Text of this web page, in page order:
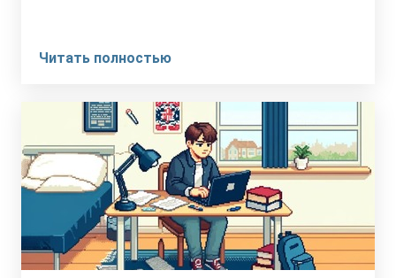
Читать полностью